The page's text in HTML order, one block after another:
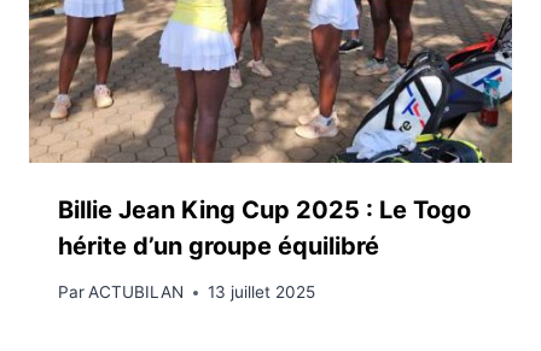
Billie Jean King Cup 2025 : Le Togo
hérite d’un groupe équilibré
ParACTUBILAN 13 juillet 2025